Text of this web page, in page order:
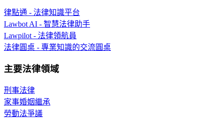
律點通 - 法律知識平台
Lawbot AI - 智慧法律助手
Lawpilot - 法律領航員
法律圓桌 - 專業知識的交流圓桌
主要法律領域
刑事法律
家事婚姻繼承
勞動法爭議